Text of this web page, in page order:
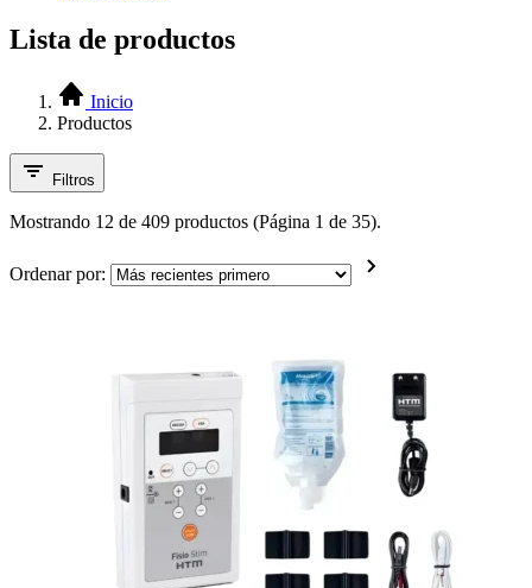
Lista de productos
Inicio
Productos
Filtros
Mostrando 12 de 409 productos (Página 1 de 35).
Ordenar por: